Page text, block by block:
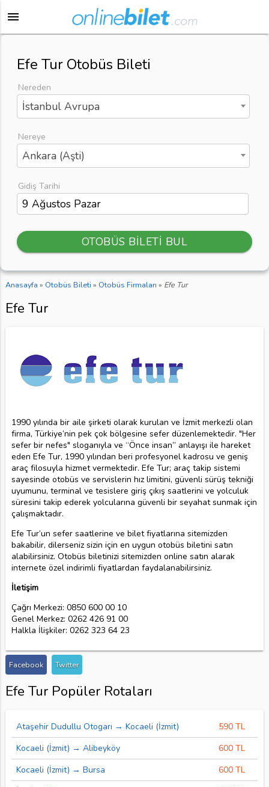
menu
Efe Tur Otobüs Bileti
Nereden
İstanbul Avrupa
Nereye
Ankara (Aşti)
Gidiş Tarihi
OTOBÜS BİLETİ BUL
Anasayfa » Otobüs Bileti » Otobüs Firmaları » Efe Tur
Efe Tur
1990 yılında bir aile şirketi olarak kurulan ve İzmit merkezli olan
firma, Türkiye’nin pek çok bölgesine sefer düzenlemektedir. "Her
sefer bir nefes" sloganıyla ve “Önce insan” anlayışı ile hareket
eden Efe Tur, 1990 yılından beri profesyonel kadrosu ve geniş
araç filosuyla hizmet vermektedir. Efe Tur; araç takip sistemi
sayesinde otobüs ve servislerin hız limitini, güvenli sürüş tekniği
uyumunu, terminal ve tesislere giriş çıkış saatlerini ve yolculuk
süresini takip ederek yolcularına güvenli bir seyahat sunmak için
çalışmaktadır.
Efe Tur’un sefer saatlerine ve bilet fiyatlarına sitemizden
bakabilir, dilerseniz sizin için en uygun otobüs biletini satın
alabilirsiniz. Otobüs biletinizi sitemizden online satın alarak
internete özel indirimli fiyatlardan faydalanabilirsiniz.
İletişim
Çağrı Merkezi: 0850 600 00 10
Genel Merkez: 0262 426 91 00
Halkla İlişkiler: 0262 323 64 23
Facebook Twitter
Efe Tur Popüler Rotaları
Ataşehir Dudullu Otogarı → Kocaeli (İzmit)
590 TL
Kocaeli (İzmit) → Alibeyköy
600 TL
Kocaeli (İzmit) → Bursa
600 TL